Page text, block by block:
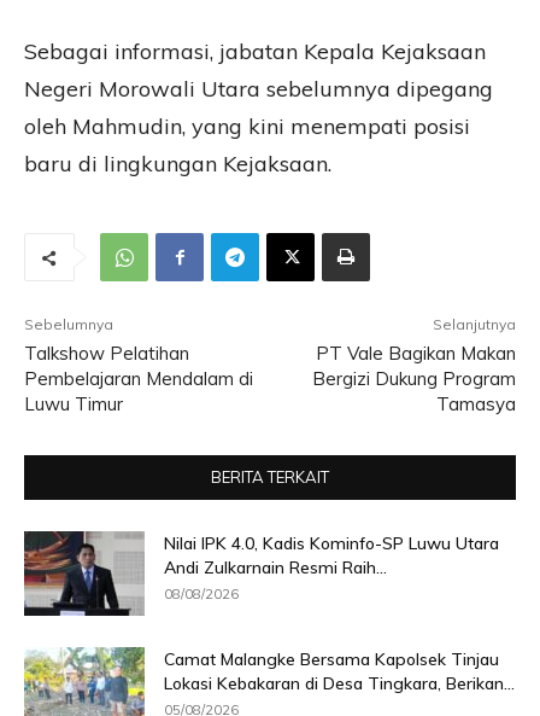
Sebagai informasi, jabatan Kepala Kejaksaan
Negeri Morowali Utara sebelumnya dipegang
oleh Mahmudin, yang kini menempati posisi
baru di lingkungan Kejaksaan.
Sebelumnya
Talkshow Pelatihan
Pembelajaran Mendalam di
Luwu Timur
Selanjutnya
PT Vale Bagikan Makan
Bergizi Dukung Program
Tamasya
BERITA TERKAIT
Nilai IPK 4.0, Kadis Kominfo-SP Luwu Utara
Andi Zulkarnain Resmi Raih...
08/08/2026
Camat Malangke Bersama Kapolsek Tinjau
Lokasi Kebakaran di Desa Tingkara, Berikan...
05/08/2026